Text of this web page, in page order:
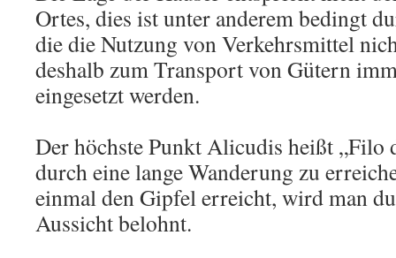
Ortes, dies ist unter anderem bedingt
die die Nutzung von Verkehrsmittel
deshalb zum Transport von Gütern
eingesetzt werden.
Der höchste Punkt Alicudis heißt „Filo
durch eine lange Wanderung zu
einmal den Gipfel erreicht, wird man
Aussicht belohnt.